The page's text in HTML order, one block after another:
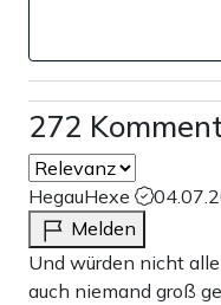
272
HegauHexe
Melden
Und würden nicht
auch niemand groß